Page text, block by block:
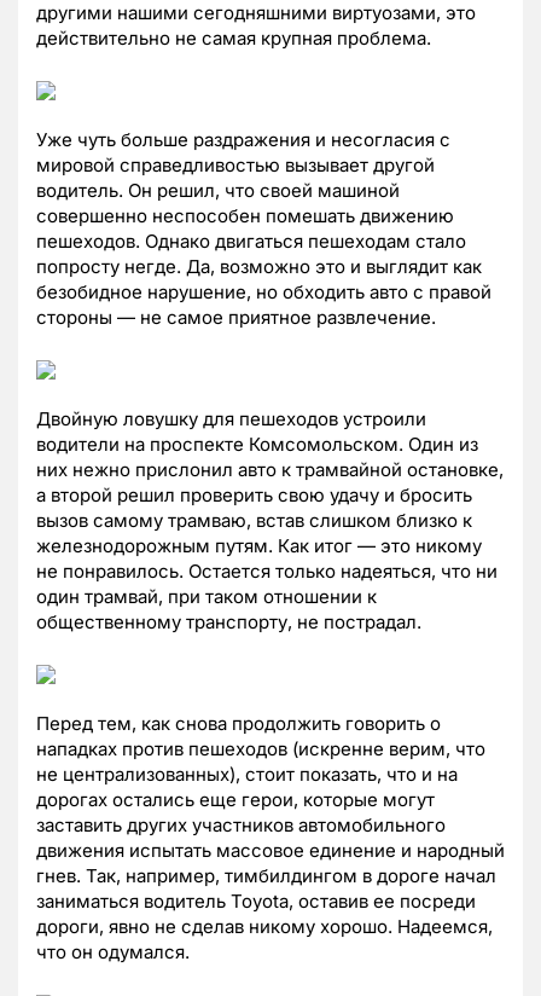
другими нашими сегодняшними виртуозами, это
действительно не самая крупная проблема.
Уже чуть больше раздражения и несогласия с
мировой справедливостью вызывает другой
водитель. Он решил, что своей машиной
совершенно неспособен помешать движению
пешеходов. Однако двигаться пешеходам стало
попросту негде. Да, возможно это и выглядит как
безобидное нарушение, но обходить авто с правой
стороны — не самое приятное развлечение.
Двойную ловушку для пешеходов устроили
водители на проспекте Комсомольском. Один из
них нежно прислонил авто к трамвайной остановке,
а второй решил проверить свою удачу и бросить
вызов самому трамваю, встав слишком близко к
железнодорожным путям. Как итог — это никому
не понравилось. Остается только надеяться, что ни
один трамвай, при таком отношении к
общественному транспорту, не пострадал.
Перед тем, как снова продолжить говорить о
нападках против пешеходов (искренне верим, что
не централизованных), стоит показать, что и на
дорогах остались еще герои, которые могут
заставить других участников автомобильного
движения испытать массовое единение и народный
гнев. Так, например, тимбилдингом в дороге начал
заниматься водитель Toyota, оставив ее посреди
дороги, явно не сделав никому хорошо. Надеемся,
что он одумался.